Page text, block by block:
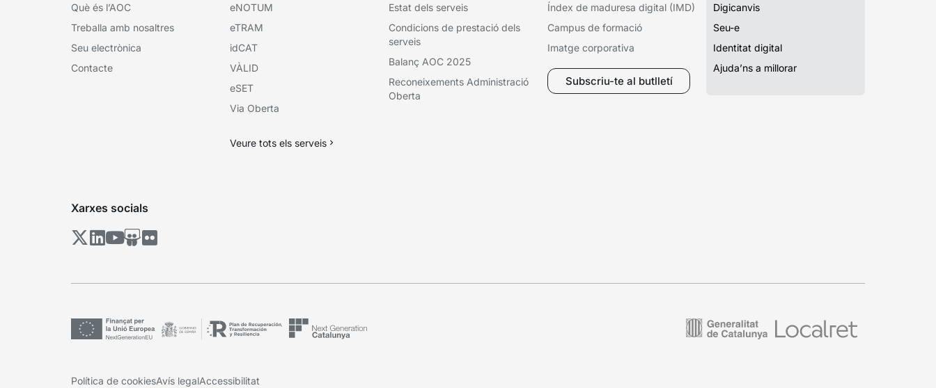
Què és l’AOC
Treballa amb nosaltres
Seu electrònica
Contacte
eNOTUM
eTRAM
idCAT
VÀLID
eSET
Via Oberta
Veure tots els serveis
Estat dels serveis
Condicions de prestació dels
serveis
Balanç AOC 2025
Reconeixements Administració
Oberta
Índex de maduresa digital (IMD)
Campus de formació
Imatge corporativa
Subscriu-te al butlletí
Digicanvis
Seu-e
Identitat digital
Ajuda’ns a millorar
Xarxes socials
Política de cookiesAvís legalAccessibilitat